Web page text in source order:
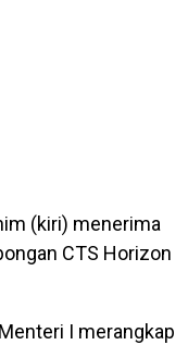
(kiri) menerima
CTS Horizon
I merangkap